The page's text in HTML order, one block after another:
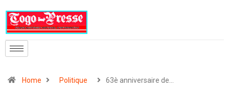
Home Politique 63è anniversaire de…